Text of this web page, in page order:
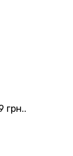
грн..